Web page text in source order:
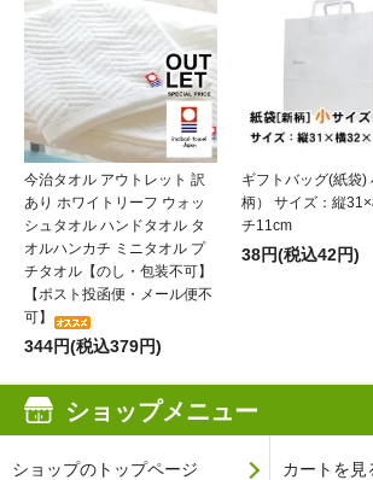
今治タオル アウトレット 訳
あり ホワイトリーフ ウォッ
シュタオル ハンドタオル タ
オルハンカチ ミニタオル プ
チタオル【のし・包装不可】
【ポスト投函便・メール便不
可】
344円(税込379円)
ギフトバッグ(紙袋)
柄） サイズ：縦
チ11cm
38円(税込42円)
ショップメニュー
ショップのトップページ カートを見